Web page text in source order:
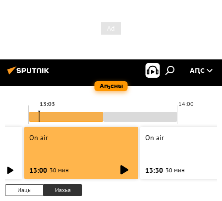
Аҧсны
АԤС
14:00
13:03
On air
13:00 30 мин
On air
13:30 30 мин
Иацы Иахьа